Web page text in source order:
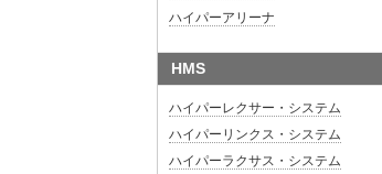
ハイパーアリーナ
HMS
ハイパーレクサー・システム
ハイパーリンクス・システム
ハイパーラクサス・システム